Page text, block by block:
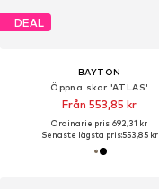
DEAL
BAYTON
Öppna skor 'ATLAS'
Från 553,85 kr
Ordinarie pris: 692,31 kr
Senaste lägsta pris:553,85 kr